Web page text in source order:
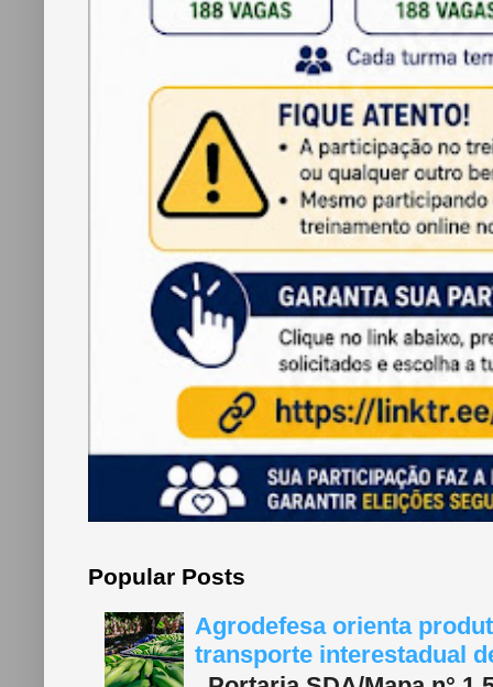
Popular Posts
Agrodefesa orienta
transporte interestadual